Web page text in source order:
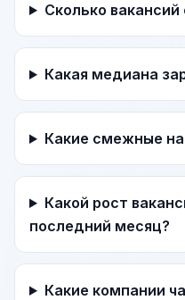
Сколько
Какая медиана
Какие смежные
Какой рост
последний месяц?
Какие компании